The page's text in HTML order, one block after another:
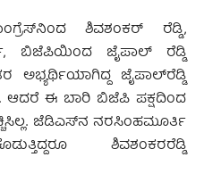
ಶಿವಶಂಕರ್ ರೆಡ್ಡಿ,
ಬಿಜೆಪಿಯಿಂದ ಜೈಪಾಲ್ ರೆಡ್ಡಿ
ಅಭ್ಯರ್ಥಿಯಾಗಿದ್ದ ಜೈಪಾಲ್‍ರೆಡ್ಡಿ
ಆದರೆ ಈ ಬಾರಿ ಬಿಜೆಪಿ ಪಕ್ಷದಿಂದ
ಜೆಡಿಎಸ್‍ನ ನರಸಿಂಹಮೂರ್ತಿ
ಶಿವಶಂಕರರೆಡ್ಡಿ